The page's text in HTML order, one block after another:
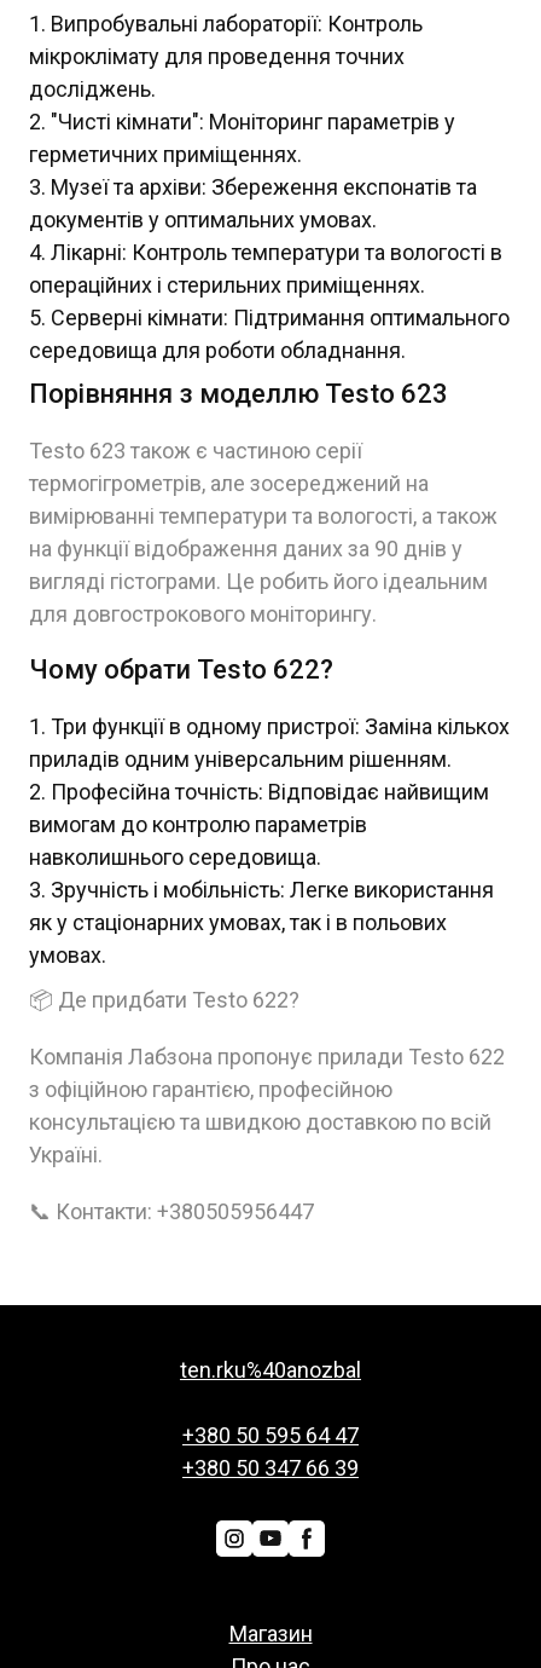
Випробувальні лабораторії: Контроль
мікроклімату для проведення точних
досліджень.
"Чисті кімнати": Моніторинг параметрів у
герметичних приміщеннях.
Музеї та архіви: Збереження експонатів та
документів у оптимальних умовах.
Лікарні: Контроль температури та вологості в
операційних і стерильних приміщеннях.
Серверні кімнати: Підтримання оптимального
середовища для роботи обладнання.
Порівняння з моделлю Testo 623
Testo 623 також є частиною серії
термогігрометрів, але зосереджений на
вимірюванні температури та вологості, а також
на функції відображення даних за 90 днів у
вигляді гістограми. Це робить його ідеальним
для довгострокового моніторингу.
Чому обрати Testo 622?
Три функції в одному пристрої: Заміна кількох
приладів одним універсальним рішенням.
Професійна точність: Відповідає найвищим
вимогам до контролю параметрів
навколишнього середовища.
Зручність і мобільність: Легке використання
як у стаціонарних умовах, так і в польових
умовах.
📦 Де придбати Testo 622?
Компанія Лабзона пропонує прилади Testo 622
з офіційною гарантією, професійною
консультацією та швидкою доставкою по всій
Україні.
📞 Контакти: +380505956447
ten.rku%40anozbal
+380 50 595 64 47
+380 50 347 66 39
Магазин